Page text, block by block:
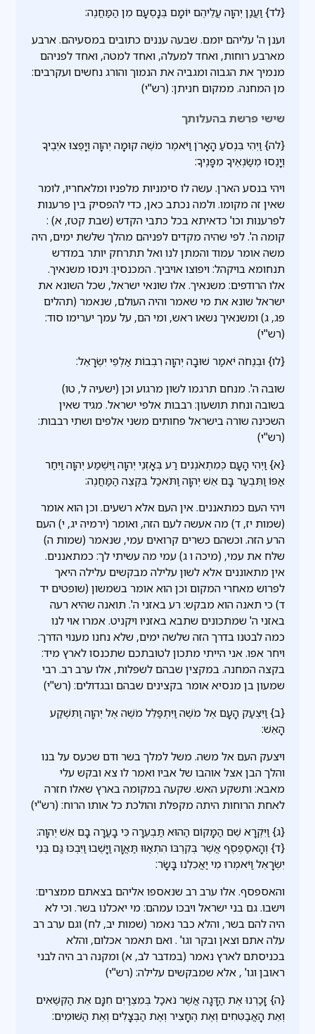
{לד} וַעֲנַן יְהוָה עֲלֵיהֶם יוֹמָם בְּנָסְעָם מִן הַמַּחֲנֶה:
וענן ה' עליהם יומם. שבעה עננים כתובים במסעיהם. ארבע
מארבע רוחות, ואחד למעלה, ואחד למטה, ואחד לפניהם
מנמיך את הגבוה ומגביה את הנמוך והורג נחשים ועקרבים:
מן המחנה. ממקום חניתן: (רש"י)
שישי פרשת בהעלותך
{לה} וַיְהִי בִּנְסֹעַ הָאָרֹן וַיֹּאמֶר מֹשֶׁה קוּמָה יְהוָה וְיָפֻצוּ אֹיְבֶיךָ
וְיָנֻסוּ מְשַׂנְאֶיךָ מִפָּנֶיךָ:
ויהי בנסע הארן. עשה לו סימניות מלפניו ומלאחריו, לומר
שאין זה מקומו. ולמה נכתב כאן, כדי להפסיק בין פרענות
לפרענות וכו' כדאיתא בכל כתבי הקדש (שבת קטז, א) :
קומה ה'. לפי שהיה מקדים לפניהם מהלך שלשת ימים, היה
משה אומר עמוד והמתן לנו ואל תתרחק יותר במדרש
תנחומא בויקהל: ויפוצו אויביך. המכנסין: וינסו משנאיך.
אלו הרודפים: משנאיך. אלו שונאי ישראל, שכל השונא את
ישראל שונא את מי שאמר והיה העולם, שנאמר (תהלים
פג, ג) ומשנאיך נשאו ראש, ומי הם, על עמך יערימו סוד:
(רש"י)
{לו} וּבְנֻחֹה יֹאמַר שׁוּבָה יְהוָה רִבְבוֹת אַלְפֵי יִשְׂרָאֵל:
שובה ה'. מנחם תרגמו לשון מרגוע וכן (ישעיה ל, טו)
בשובה ונחת תושעון: רבבות אלפי ישראל. מגיד שאין
השכינה שורה בישראל פחותים משני אלפים ושתי רבבות:
(רש"י)
{א} וַיְהִי הָעָם כְּמִתְאֹנְנִים רַע בְּאָזְנֵי יְהוָה וַיִּשְׁמַע יְהוָה וַיִּחַר
אַפּוֹ וַתִּבְעַר בָּם אֵשׁ יְהוָה וַתֹּאכַל בִּקְצֵה הַמַּחֲנֶה:
ויהי העם כמתאננים. אין העם אלא רשעים. וכן הוא אומר
(שמות יז, ד) מה אעשה לעם הזה, ואומר (ירמיה יג, י) העם
הרע הזה. וכשהם כשרים קרואים עמי, שנאמר (שמות ה)
שלח את עמי, (מיכה ו ג) עמי מה עשיתי לך: כמתאננים.
אין מתאוננים אלא לשון עלילה מבקשים עלילה היאך
לפרוש מאחרי המקום וכן הוא אומר בשמשון (שופטים יד
ד) כי תאנה הוא מבקש: רע באזני ה'. תואנה שהיא רעה
באזני ה' שמתכונים שתבא באזניו ויקניט. אמרו אוי לנו
כמה לבטנו בדרך הזה שלשה ימים, שלא נחנו מענוי הדרך:
ויחר אפו. אני הייתי מתכון לטובתכם שתכנסו לארץ מיד:
בקצה המחנה. במקצין שבהם לשפלות, אלו ערב רב. רבי
שמעון בן מנסיא אומר בקצינים שבהם ובגדולים: (רש"י)
{ב} וַיִּצְעַק הָעָם אֶל מֹשֶׁה וַיִּתְפַּלֵּל מֹשֶׁה אֶל יְהוָה וַתִּשְׁקַע
הָאֵשׁ:
ויצעק העם אל משה. משל למלך בשר ודם שכעס על בנו
והלך הבן אצל אוהבו של אביו ואמר לו צא ובקש עלי
מאבא: ותשקע האש. שקעה במקומה בארץ שאלו חזרה
לאחת הרוחות היתה מקפלת והולכת כל אותו הרוח: (רש"י)
{ג} וַיִּקְרָא שֵׁם הַמָּקוֹם הַהוּא תַּבְעֵרָה כִּי בָעֲרָה בָם אֵשׁ יְהוָה:
{ד} וְהָאסַפְסֻף אֲשֶׁר בְּקִרְבּוֹ הִתְאַוּוּ תַּאֲוָה וַיָּשֻׁבוּ וַיִּבְכּוּ גַּם בְּנֵי
יִשְׂרָאֵל וַיֹּאמְרוּ מִי יַאֲכִלֵנוּ בָּשָׂר:
והאספסף. אלו ערב רב שנאספו אליהם בצאתם ממצרים:
וישבו. גם בני ישראל ויבכו עמהם: מי יאכלנו בשר. וכי לא
היה להם בשר, והלא כבר נאמר (שמות יב, לח) וגם ערב רב
עלה אתם וצאן ובקר וגו' . ואם תאמר אכלום, והלא
בכניסתם לארץ נאמר (במדבר לב, א) ומקנה רב היה לבני
ראובן וגו' , אלא שמבקשים עלילה: (רש"י)
{ה} זָכַרְנוּ אֶת הַדָּגָה אֲשֶׁר נֹאכַל בְּמִצְרַיִם חִנָּם אֵת הַקִּשֻּׁאִים
וְאֵת הָאֲבַטִּחִים וְאֶת הֶחָצִיר וְאֶת הַבְּצָלִים וְאֶת הַשּׁוּמִים: